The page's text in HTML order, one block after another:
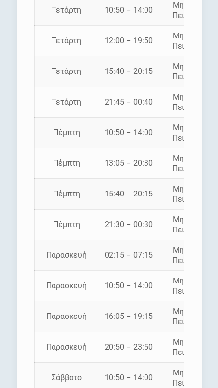
Τετάρτη 10:50 – 14:00
Μήλος –
Πειραιάς
Τετάρτη 12:00 – 19:50
Μήλος –
Πειραιάς
Τετάρτη 15:40 – 20:15
Μήλος –
Πειραιάς
Τετάρτη 21:45 – 00:40
Μήλος –
Πειραιάς
Πέμπτη 10:50 – 14:00
Μήλος –
Πειραιάς
Πέμπτη 13:05 – 20:30
Μήλος –
Πειραιάς
Πέμπτη 15:40 – 20:15
Μήλος –
Πειραιάς
Πέμπτη 21:30 – 00:30
Μήλος –
Πειραιάς
Παρασκευή 02:15 – 07:15
Μήλος –
Πειραιάς
Παρασκευή 10:50 – 14:00
Μήλος –
Πειραιάς
Παρασκευή 16:05 – 19:15
Μήλος –
Πειραιάς
Παρασκευή 20:50 – 23:50
Μήλος –
Πειραιάς
Σάββατο 10:50 – 14:00
Μήλος –
Πειραιάς